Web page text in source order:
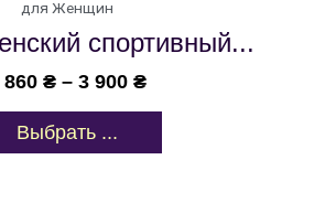
для Женщин
спортивный...
860 ₴ – 3 900 ₴
Выбрать ...